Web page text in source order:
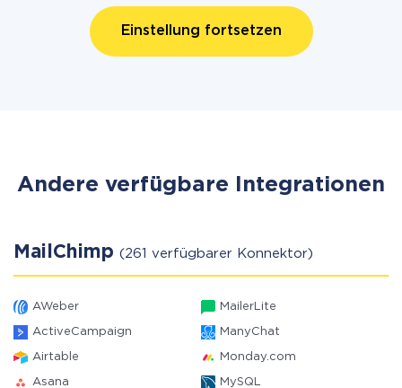
Einstellung fortsetzen
Andere verfügbare Integrationen
MailChimp (261 verfügbarer Konnektor)
AWeber MailerLite
ActiveCampaign ManyChat
Airtable Monday.com
Asana MySQL